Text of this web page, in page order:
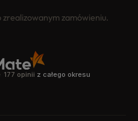
zamówieniu.